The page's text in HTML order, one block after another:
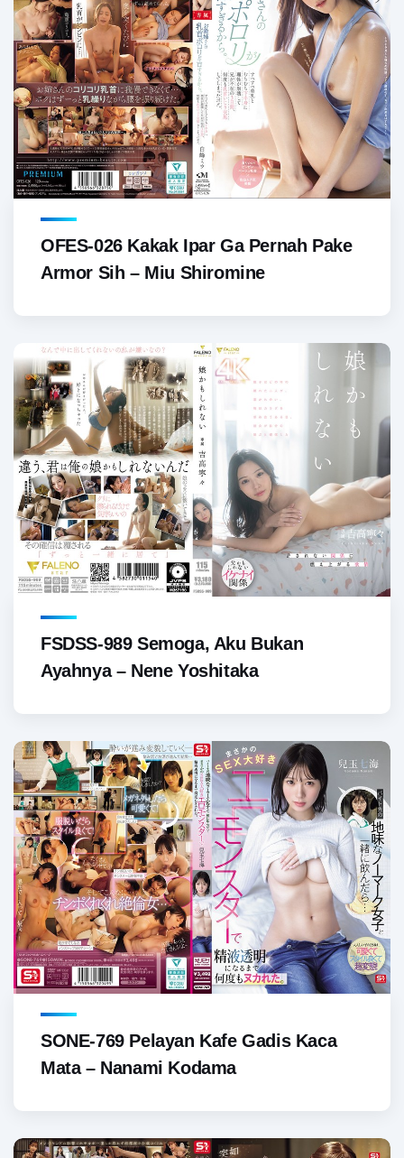
OFES-026 Kakak Ipar Ga Pernah Pake
Armor Sih – Miu Shiromine
FSDSS-989 Semoga, Aku Bukan
Ayahnya – Nene Yoshitaka
SONE-769 Pelayan Kafe Gadis Kaca
Mata – Nanami Kodama